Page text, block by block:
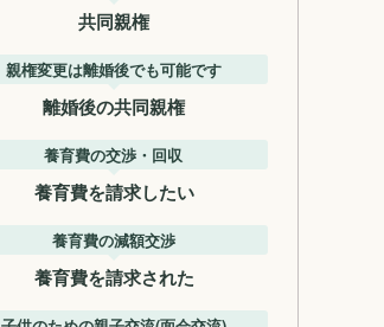
共同親権
親権変更は離婚後でも可能です
離婚後の共同親権
養育費の交渉・回収
養育費を請求したい
養育費の減額交渉
養育費を請求された